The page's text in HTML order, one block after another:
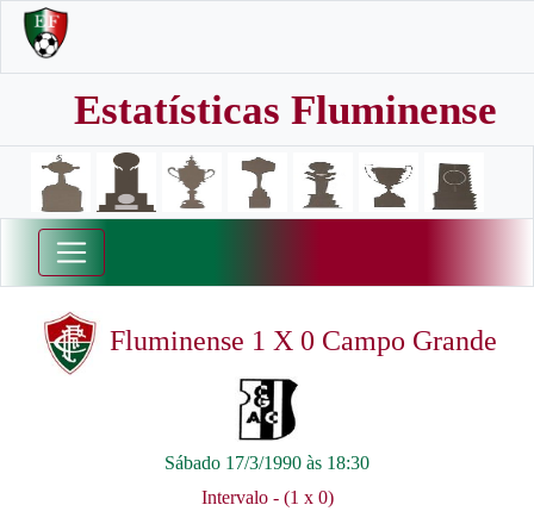
Estatísticas Fluminense
Fluminense 1 X 0 Campo Grande
Sábado 17/3/1990 às 18:30
Intervalo - (1 x 0)